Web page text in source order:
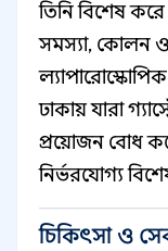
তিনি বিশেষ
সমস্যা, কোলন ও
ঢাকায় যারা
প্রয়োজন বোধ
নির্ভরযোগ্য
চিকিৎসা ও